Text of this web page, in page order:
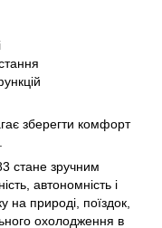
зберегти комфорт
стане зручним
автономність і
на природі, поїздок,
охолодження в